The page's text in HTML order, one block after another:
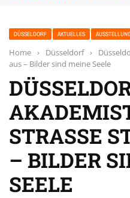
DÜSSELDORF AKTUELLES
Home › Düsseldorf ›
aus – Bilder sind meine Seele
STRASSE
BILDER
EELE